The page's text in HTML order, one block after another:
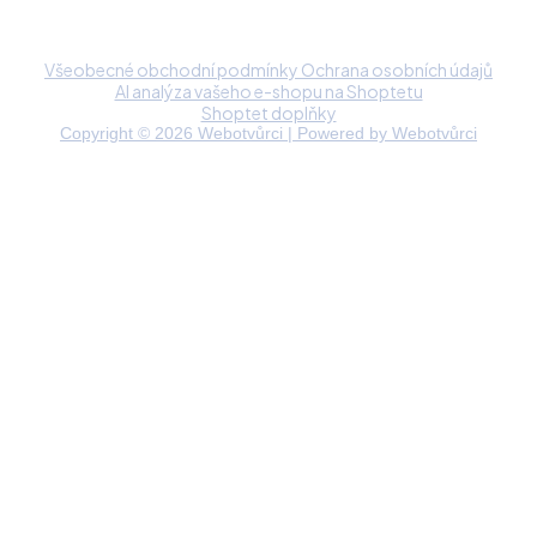
Všeobecné obchodní podmínky Ochrana osobních údajů
AI analýza vašeho e-shopu na Shoptetu
Shoptet doplňky
Copyright © 2026 Webotvůrci | Powered by Webotvůrci